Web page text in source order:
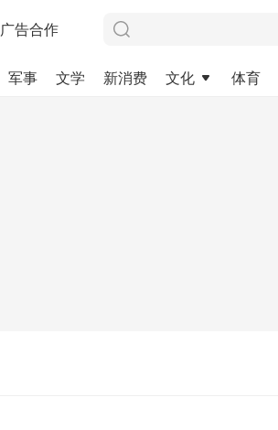
广告合作
军事 文学 新消费 文化 体育